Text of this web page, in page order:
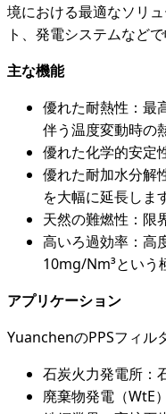
境における最適なソリ
ト、発電システムなど
主な機能
優れた耐熱性：最
伴う温度変動時の
優れた化学的安定
優れた耐加水分解
を大幅に延長しま
天然の難燃性：限
高いろ過効率：高
10mg/Nm³という
アプリケーション
YuanchenのPPSフィル
石炭火力発電所：
廃棄物発電（WtE